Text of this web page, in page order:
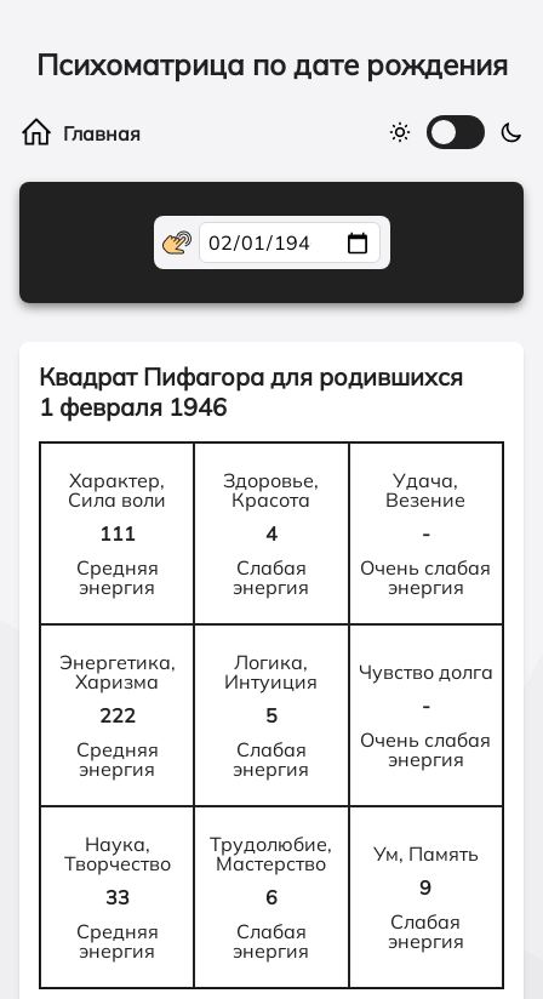
Психоматрица по дате рождения
Квадрат Пифагора для родившихся
1 февраля 1946
Характер,
Сила воли
111
Средняя
энергия
Здоровье,
Красота
4
Слабая
энергия
Удача,
Везение
-
Очень слабая
энергия
Энергетика,
Харизма
222
Средняя
энергия
Логика,
Интуиция
5
Слабая
энергия
Чувство долга
-
Очень слабая
энергия
Наука,
Творчество
33
Средняя
энергия
Трудолюбие,
Мастерство
6
Слабая
энергия
Ум, Память
9
Слабая
энергия